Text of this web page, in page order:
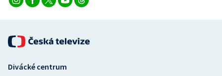
Ostatní
Divácké centrum